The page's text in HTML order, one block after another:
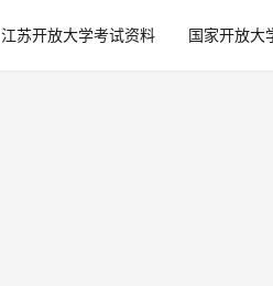
江苏开放大学考试资料 国家开放大